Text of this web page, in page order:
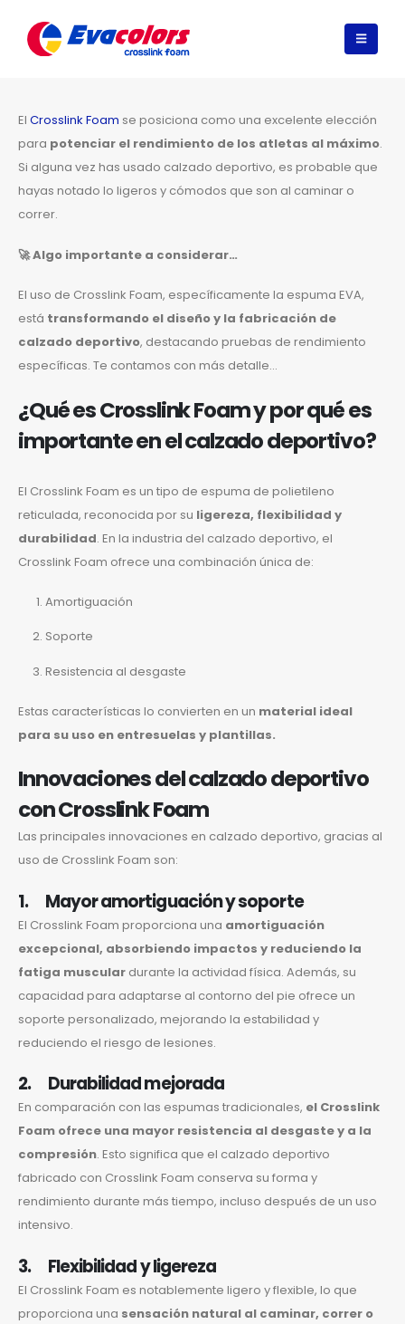
El Crosslink Foam se posiciona como una excelente elección
para potenciar el rendimiento de los atletas al máximo.
Si alguna vez has usado calzado deportivo, es probable que
hayas notado lo ligeros y cómodos que son al caminar o
correr.
🚀Algo importante a considerar…
El uso de Crosslink Foam, específicamente la espuma EVA,
está transformando el diseño y la fabricación de
calzado deportivo, destacando pruebas de rendimiento
específicas. Te contamos con más detalle…
¿Qué es Crosslink Foam y por qué es
importante en el calzado deportivo?
El Crosslink Foam es un tipo de espuma de polietileno
reticulada, reconocida por su ligereza, flexibilidad y
durabilidad. En la industria del calzado deportivo, el
Crosslink Foam ofrece una combinación única de:
Amortiguación
Soporte
Resistencia al desgaste
Estas características lo convierten en un material ideal
para su uso en entresuelas y plantillas.
Innovaciones del calzado deportivo
con Crosslink Foam
Las principales innovaciones en calzado deportivo, gracias al
uso de Crosslink Foam son:
1. Mayor amortiguación y soporte
El Crosslink Foam proporciona una amortiguación
excepcional, absorbiendo impactos y reduciendo la
fatiga muscular durante la actividad física. Además, su
capacidad para adaptarse al contorno del pie ofrece un
soporte personalizado, mejorando la estabilidad y
reduciendo el riesgo de lesiones.
2. Durabilidad mejorada
En comparación con las espumas tradicionales, el Crosslink
Foam ofrece una mayor resistencia al desgaste y a la
compresión. Esto significa que el calzado deportivo
fabricado con Crosslink Foam conserva su forma y
rendimiento durante más tiempo, incluso después de un uso
intensivo.
3. Flexibilidad y ligereza
El Crosslink Foam es notablemente ligero y flexible, lo que
proporciona una sensación natural al caminar, correr o